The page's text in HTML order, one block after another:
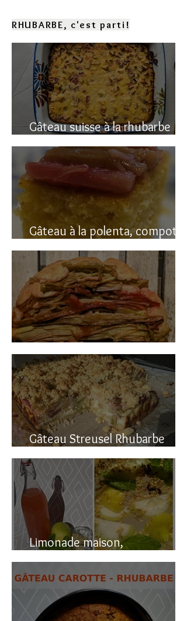
RHUBARBE, c'est parti!
Gâteau suisse à la rhubarbe
(avec polenta)
Gâteau à la polenta, compotée
de rhubarbe (sans gluten)
Gâteau renversé à la rhubarbe
Gâteau Streusel Rhubarbe
Pomme, facile et hyper bon!
Limonade maison,
naturellement pétillante!!!